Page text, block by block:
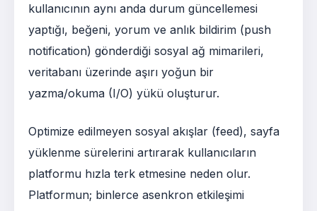
kullanıcının aynı anda durum güncellemesi
yaptığı, beğeni, yorum ve anlık bildirim (push
notification) gönderdiği sosyal ağ mimarileri,
veritabanı üzerinde aşırı yoğun bir
yazma/okuma (I/O) yükü oluşturur.
Optimize edilmeyen sosyal akışlar (feed), sayfa
yüklenme sürelerini artırarak kullanıcıların
platformu hızla terk etmesine neden olur.
Platformun; binlerce asenkron etkileşimi